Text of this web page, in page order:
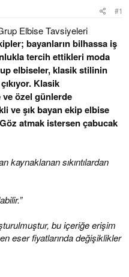
#1
Elbise Tavsiyeleri
bayanların bilhassa iş
tercih ettikleri moda
elbiseler, klasik stilinin
Klasik
özel günlerde
ve şık bayan ekip elbise
atmak istersen çabucak
kaynaklanan sıkıntılardan
bu içeriğe erişim
eser fiyatlarında değişiklikler